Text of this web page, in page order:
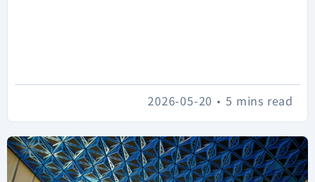
5 mins read
•
2026-05-20